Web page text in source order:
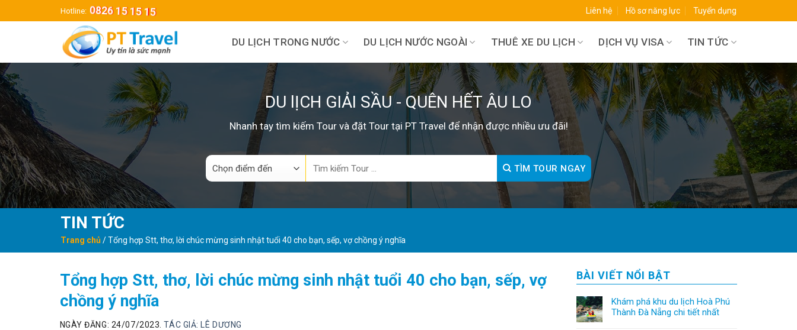
to
Hotline: 0826 15 15 15 Liên hệ Hồ sơ năng lực Tuyển dụng
DU LỊCH TRONG NƯỚC DU LỊCH NƯỚC NGOÀI THUÊ XE DU LỊCH DỊCH VỤ VISA TIN TỨC
DU lỊCH GIẢI SẦU - QUÊN HẾT ÂU LO
Nhanh tay tìm kiếm Tour và đặt Tour tại PT Travel để nhận được nhiều ưu đãi!
TÌM TOUR NGAY
TIN TỨC
Trang chủ/Tổng hợp Stt, thơ, lời chúc mừng sinh nhật tuổi 40 cho bạn, sếp, vợ chồng ý nghĩa
Tổng hợp Stt, thơ, lời chúc mừng sinh nhật tuổi 40 cho bạn, sếp, vợ
chồng ý nghĩa
NGÀY ĐĂNG: 24/07/2023.TÁC GIẢ:LÊ DƯƠNG
BÀI VIẾT NỔI BẬT
Khám phá khu du lịch Hoà Phú
Thành Đà Nẵng chi tiết nhất